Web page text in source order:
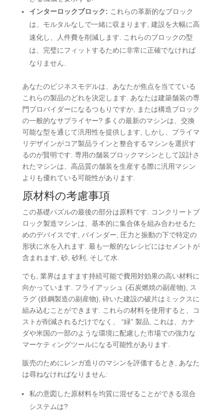
インターロックブロック: これらの革新的なブロック
は、モルタルなしで一緒に収まります, 建設を大幅に高
速化し、人件費を削減します. これらのブロックの型
は、完璧にフィットするために非常に正確でなければ
なりません.
あなたのビジネスモデルは、あなたが焦点を当てている
これらの製品のどれを決定します. あなたは建築舗装の専
門プロバイダーになるつもりですか, または構造ブロック
の一般的なサプライヤー? 多くの最新のマシンは、交換
可能な型を通じて汎用性を提供します, しかし、プライマ
リデザインがコア製品ラインと整合するマシンを選択す
るのが賢明です. 専用の舗装ブロックマシンとして設計さ
れたマシンは、高品質の舗装を生産する際に汎用マシン
よりも優れている可能性があります.
原材料の考慮事項
この基礎パズルの最後の部分は原料です. コンクリートブ
ロック製造マシンは、基本的に集合体を組み合わせるた
めのデバイスです, バインダー, 圧力と振動の下で特定の
形状に水を入れます. 最も一般的なレシピにはセメントが
含まれます, 砂, 砂利, そして水.
でも, 業界はますます持続可能で費用対効果の高い材料に
向かっています. フライアッシュ (石炭燃焼の副産物), ス
ラグ (鉄鋼製造の副産物), 砕いた建設の破片はミックスに
組み込むことができます. これらの材料を使用すると、コ
ストが削減されるだけでなく、 “緑” 製品, これは、カナ
ダや米国の一部のような環境に配慮した市場での強力な
マーケティングツールになる可能性があります.
販売のためにレンガ造りのマシンを評価するとき, あなた
は尋ねなければなりません:
私の意図した原材料を均質に混ぜることができる混合
システムは?